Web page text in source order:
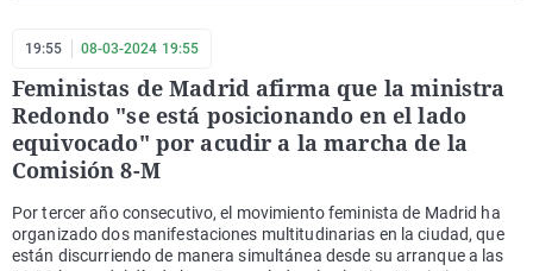
19:55 08-03-2024 19:55
Feministas de Madrid afirma que la ministra
Redondo "se está posicionando en el lado
equivocado" por acudir a la marcha de la
Comisión 8-M
Por tercer año consecutivo, el movimiento feminista de Madrid ha
organizado dos manifestaciones multitudinarias en la ciudad, que
están discurriendo de manera simultánea desde su arranque a las